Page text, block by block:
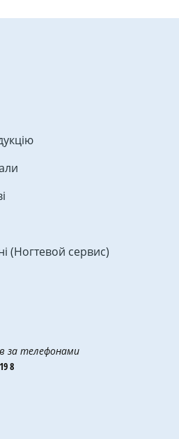
(Ногтевой сервис)
за телефонами
8